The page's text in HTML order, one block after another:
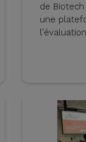
de
une